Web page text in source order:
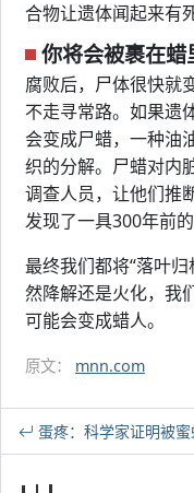
合物让遗体闻起来有
你将会被裹在蜡
腐败后，尸体很快就
不走寻常路。如果遗
会变成尸蜡，一种油
织的分解。尸蜡对内
调查人员，让他们推
发现了一具300年前的
最终我们都将“落叶
然降解还是火化，我
可能会变成蜡人。
原文： mnn.com
蛋疼：科学家证明被